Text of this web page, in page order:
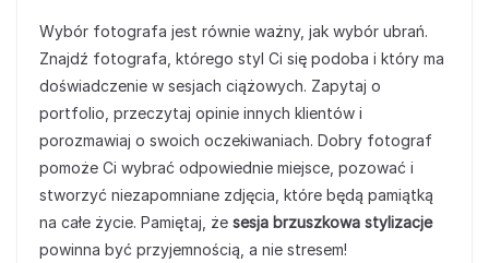
Wybór fotografa jest równie ważny, jak wybór ubrań.
Znajdź fotografa, którego styl Ci się podoba i który ma
doświadczenie w sesjach ciążowych. Zapytaj o
portfolio, przeczytaj opinie innych klientów i
porozmawiaj o swoich oczekiwaniach. Dobry fotograf
pomoże Ci wybrać odpowiednie miejsce, pozować i
stworzyć niezapomniane zdjęcia, które będą pamiątką
na całe życie. Pamiętaj, że sesja brzuszkowa stylizacje
powinna być przyjemnością, a nie stresem!